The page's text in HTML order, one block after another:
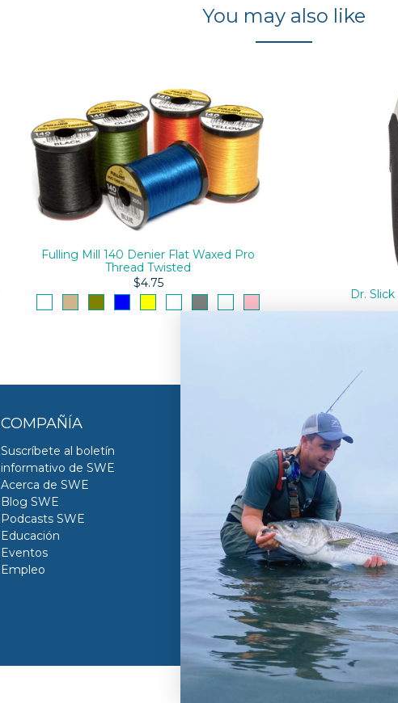
You may also like
Fulling Mill 140 Denier Flat Waxed Pro
Thread Twisted
$4.75
Dr.
COMPAÑÍA
Suscríbete al boletín
informativo de SWE
Acerca de SWE
Blog SWE
Podcasts SWE
Educación
Eventos
Empleo
TIENDA EN LÍNEA
Crear una cuenta
Recomendaciones de clientes